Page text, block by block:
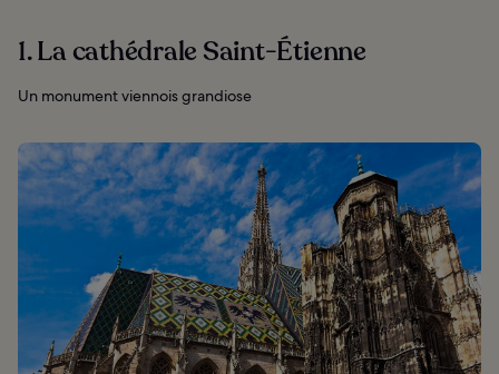
1. La cathédrale Saint-Étienne
Un monument viennois grandiose